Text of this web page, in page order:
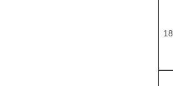
18.